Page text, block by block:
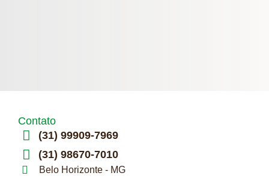
Contato
(31) 99909-7969
(31) 98670-7010
Belo Horizonte - MG